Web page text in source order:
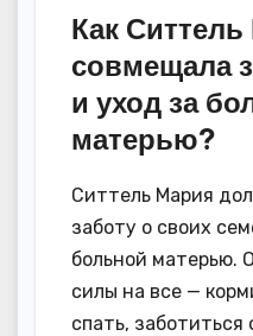
Как
совмещала
и уход за
матерью?
Ситтель Мария
заботу о своих
больной матерью.
силы на все —
спать, заботиться